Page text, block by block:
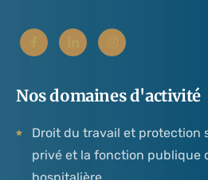
Nos domaines d'activité
Droit du travail et protection
privé et la fonction publique